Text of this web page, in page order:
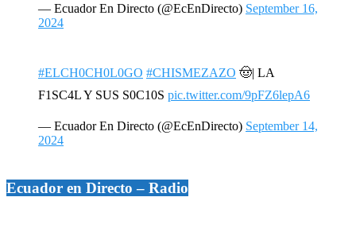
— Ecuador En Directo (@EcEnDirecto) September 16,
2024
#ELCH0CH0L0GO #CHISMEZAZO 🤠| LA
F1SC4L Y SUS S0C10S pic.twitter.com/9pFZ6lepA6
— Ecuador En Directo (@EcEnDirecto) September 14,
2024
Ecuador en Directo – Radio